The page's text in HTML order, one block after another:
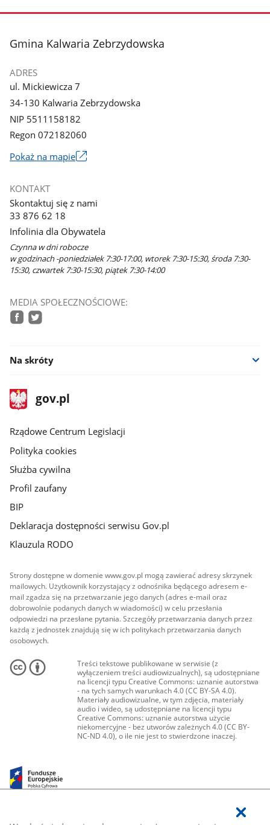
stopka
Gmina Kalwaria Zebrzydowska
ADRES
ul. Mickiewicza 7
34-130 Kalwaria Zebrzydowska
NIP 5511158182
Regon 072182060
Pokaż na mapieLink
nowym
KONTAKT
Skontaktuj się z nami
33 876 62 18
Infolinia dla Obywatela
Czynna w dni robocze
w godzinach -poniedziałek 7:30-17:00, wtorek 7:30-15:30, środa 7:30-
15:30, czwartek 7:30-15:30, piątek 7:30-14:00
MEDIA SPOŁECZNOŚCIOWE:
Na skróty
stopka
gov.plStrona
gov.pl
Rządowe Centrum Legislacji
Polityka cookies
Służba cywilna
Profil zaufany
BIP
Deklaracja dostępności serwisu Gov.pl
Klauzula RODO
Strony dostępne w domenie www.gov.pl mogą zawierać adresy skrzynek
mailowych. Użytkownik korzystający z odnośnika będącego adresem e-
mail zgadza się na przetwarzanie jego danych (adres e-mail oraz
dobrowolnie podanych danych w wiadomości) w celu przesłania
odpowiedzi na przesłane pytania. Szczegóły przetwarzania danych przez
każdą z jednostek znajdują się w ich politykach przetwarzania danych
osobowych.
Treści tekstowe publikowane w serwisie (z
wyłączeniem treści audiowizualnych), są udostępniane
na licencji typu Creative Commons: uznanie autorstwa
- na tych samych warunkach 4.0 (CC BY-SA 4.0).
Materiały audiowizualne, w tym zdjęcia, materiały
audio i wideo, są udostępniane na licencji typu
Creative Commons: uznanie autorstwa użycie
niekomercyjne - bez utworów zależnych 4.0 (CC BY-
NC-ND 4.0), o ile nie jest to stwierdzone inaczej.